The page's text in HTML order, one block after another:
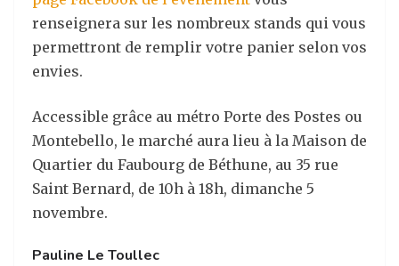
renseignera sur les nombreux stands qui vous
permettront de remplir votre panier selon vos
envies.
Accessible grâce au métro Porte des Postes ou
Montebello, le marché aura lieu à la Maison de
Quartier du Faubourg de Béthune, au 35 rue
Saint Bernard, de 10h à 18h, dimanche 5
novembre.
Pauline Le Toullec